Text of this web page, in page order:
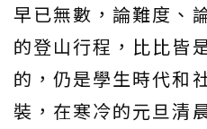
早已無數，論難度、
的登山行程，比比皆
的，仍是學生時代和
裝，在寒冷的元旦清